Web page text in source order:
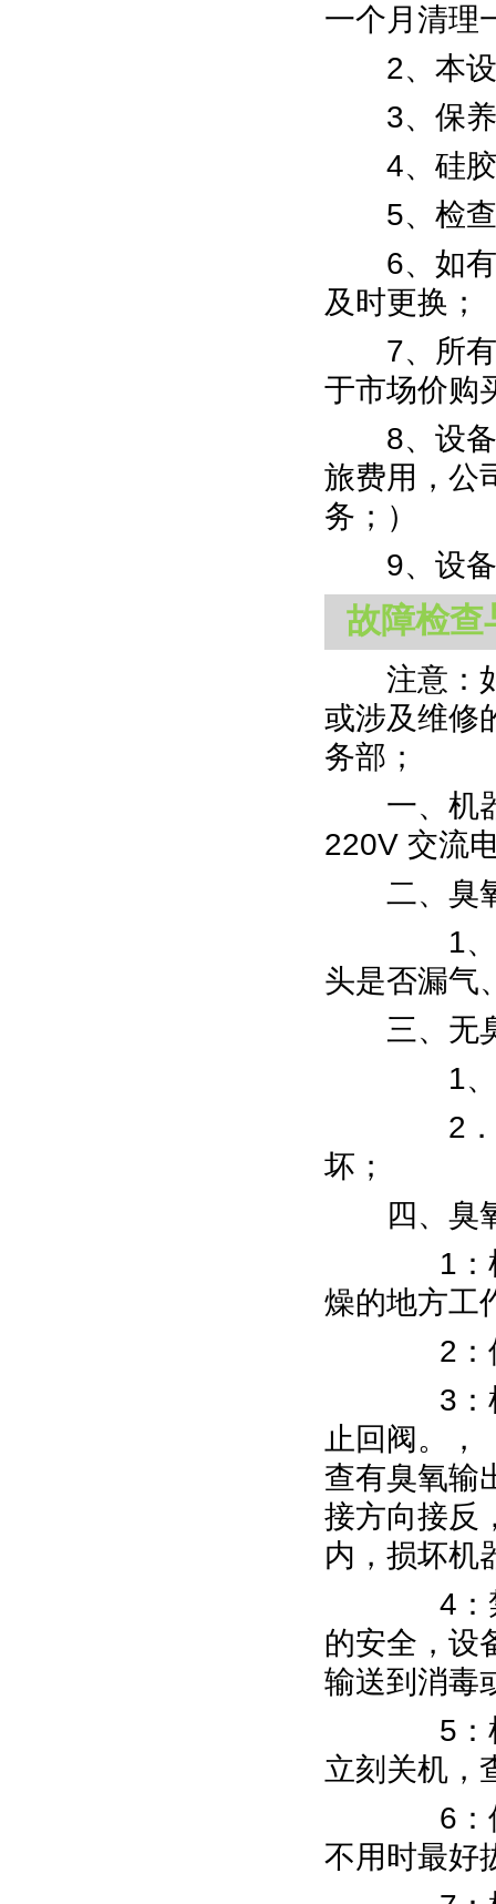
一个月清理
2、本设
3、保养
4、硅胶
5、检查
6、如有
及时更换；
7、所有
于市场价购
8、设备
旅费用，公
务；）
9、设备
故障检查
注意：如
或涉及维修
务部；
一、机器
220V 交流
二、臭氧
1、如氧
头是否漏气
三、无臭
1、臭氧
2．如果
坏；
四、臭氧
1：机器
燥的地方工
2：使用
3：机器
止回阀。，
查有臭氧输
接方向接反
内，损坏机
4：禁止
的安全，设
输送到消毒
5：机器
立刻关机，
6：使用
不用时最好